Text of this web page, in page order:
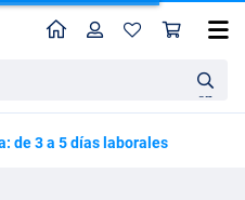
en
Perfil
de 3 a 5 días laborales